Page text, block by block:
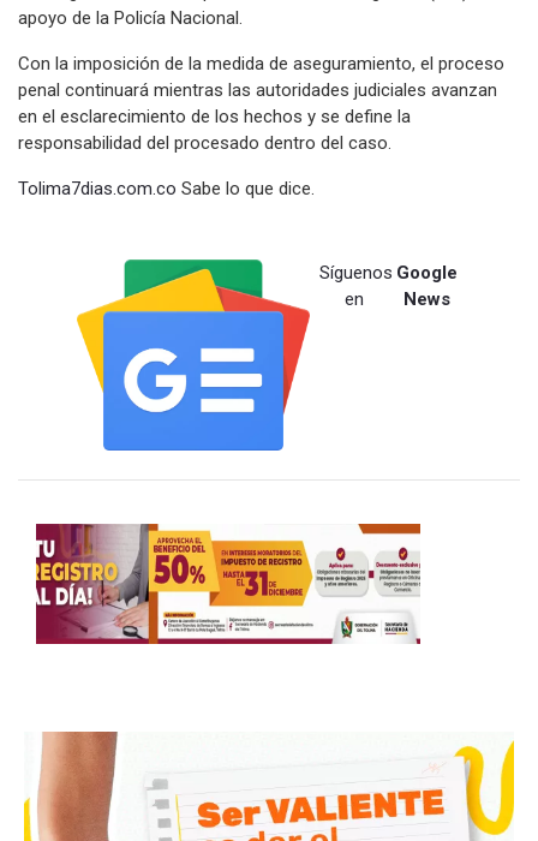
apoyo de la Policía Nacional.
Con la imposición de la medida de aseguramiento, el proceso
penal continuará mientras las autoridades judiciales avanzan
en el esclarecimiento de los hechos y se define la
responsabilidad del procesado dentro del caso.
Tolima7dias.com.co Sabe lo que dice.
Síguenos
en
Google
News